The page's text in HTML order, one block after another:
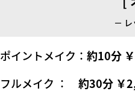
－
ポイントメイク： 約10分
フルメイク ： 約30分 ￥